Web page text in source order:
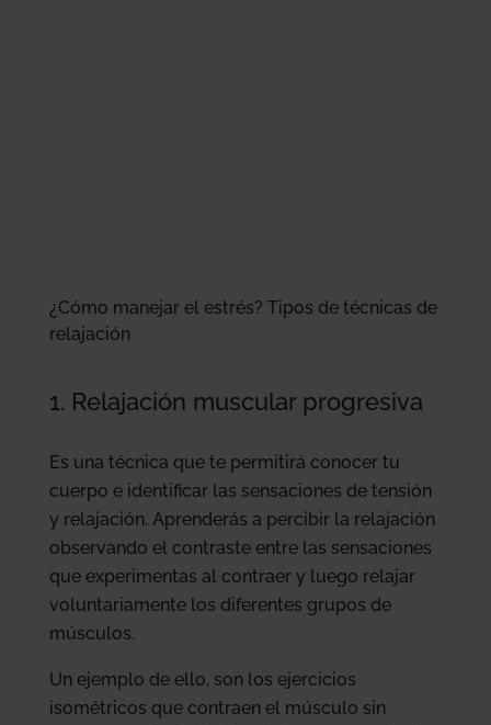
¿Cómo manejar el estrés? Tipos de técnicas de
relajación
1. Relajación muscular progresiva
Es una técnica que te permitirá conocer tu
cuerpo e identificar las sensaciones de tensión
y relajación. Aprenderás a percibir la relajación
observando el contraste entre las sensaciones
que experimentas al contraer y luego relajar
voluntariamente los diferentes grupos de
músculos.
Un ejemplo de ello, son los ejercicios
isométricos que contraen el músculo sin